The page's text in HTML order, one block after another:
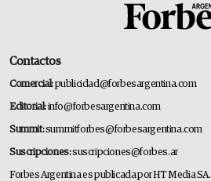
Contactos
Comercial:publicidad@forbesargentina.com
Editorial:info@forbesargentina.com
Summit:summitforbes@forbesargentina.com
Suscripciones:suscripciones@forbes.ar
Forbes Argentina es publicada por HT Media SA.